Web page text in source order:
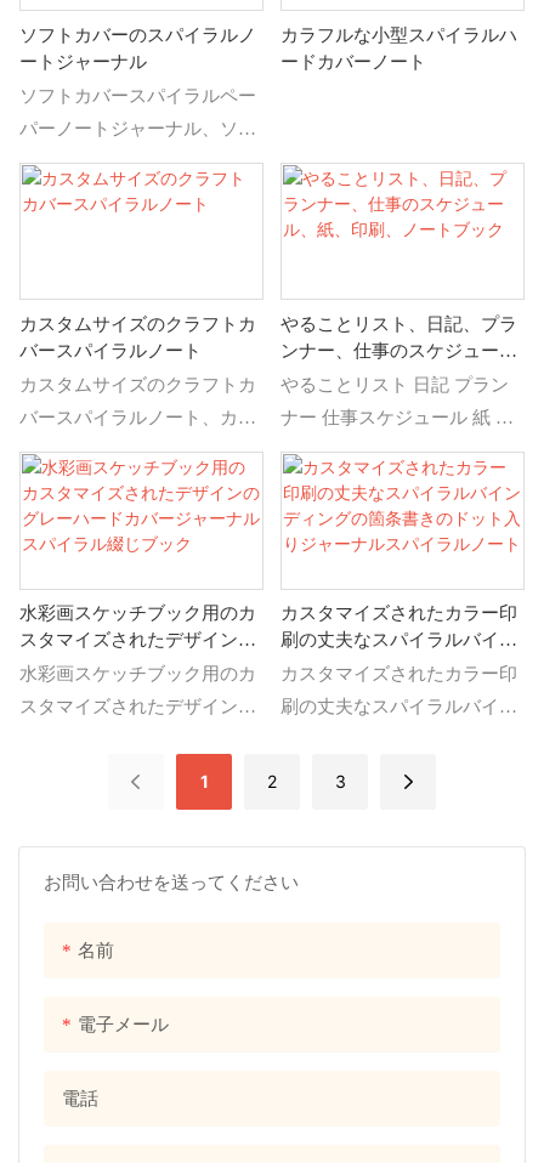
お問い合わせを送ってください
名前
電子メール
電話
貿易保証、質の高いアスラン
ス。
OEM
配送方法
Seafreight、Airfreight、
FedEx、TNT、EMS）
Moq
500個
生産リードタイム
確認されてから5日後、生産
時間：1000ピースへの1000ピ
ースに基づく15〜22日
糸バインディング、サドルス
テッチ、ヨングリング、プラ
スチックリングなど。
ナーの詳細と価格を検索
ソフトカバーのスパイラルノ
ートジャーナル
ソフトカバースパイラルペー
パーノートジャーナル、ソフ
トカバースパイラルペーパー
ノートジャーナルから学習ノ
カラフルな小型スパイラルハ
ードカバーノート
カスタムサイズのクラフトカ
バースパイラルノート
カスタムサイズのクラフトカ
バースパイラルノート、カス
タムサイズのクラフトカバー
スパイラルノートから学習ノ
ートウィークリープランナー
の詳細と価格を検索
やることリスト、日記、プラ
ンナー、仕事のスケジュー
ル、紙、印刷、ノートブック
やることリスト 日記 プラン
ナー 仕事スケジュール 紙 印
刷 ノート、印刷サービスブッ
クの印刷の詳細と価格を調べ
るには、やることリスト 日記
プランナー 仕事スケジュール
水彩画スケッチブック用のカ
スタマイズされたデザインの
グレーハードカバージャーナ
ルスパイラル綴じブック
水彩画スケッチブック用のカ
スタマイズされたデザインの
ナルスパイラル綴じブック。
水彩画スケッチブック用のカ
グレーのハードカバージャー
ご覧ください。
カスタマイズされたカラー印
刷の丈夫なスパイラルバイン
ディングの箇条書きのドット
入りジャーナルスパイラルノ
ート
カスタマイズされたカラー印
刷の丈夫なスパイラルバイン
ナルスパイラルノート、カス
1 2 3